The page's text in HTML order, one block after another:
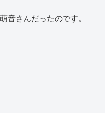
音さんだったのです。